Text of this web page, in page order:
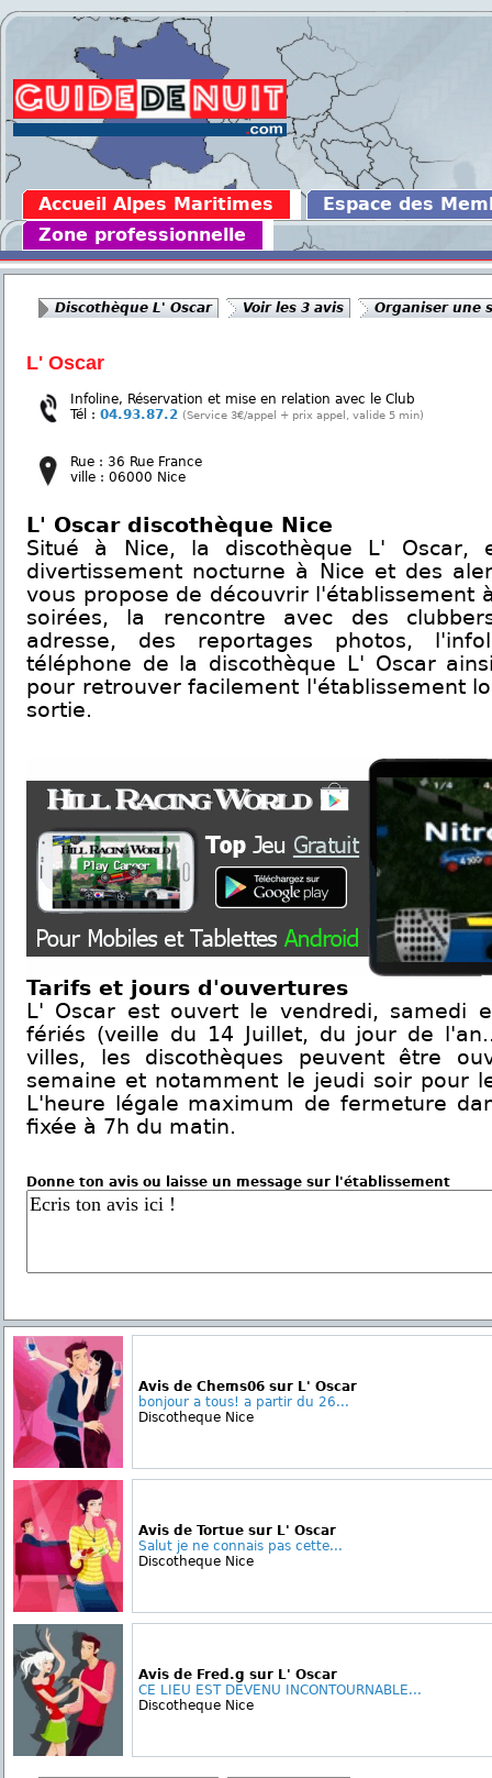
Accueil Alpes Maritimes
Espace des
Zone professionnelle
Discothèque L' Oscar Voir les 3 avis Organiser une
L' Oscar
Infoline, Réservation et mise en relation avec le Club
Tél : 04.93.87.2 (Service 3€/appel + prix appel, valide 5 min)
Rue : 36 Rue France
ville : 06000 Nice
L' Oscar discothèque Nice
Situé à Nice, la discothèque L'
divertissement nocturne à Nice et des
vous propose de découvrir l'établissement
soirées, la rencontre avec des
adresse, des reportages photos,
téléphone de la discothèque L' Oscar
pour retrouver facilement l'établissement
sortie.
Tarifs et jours d'ouvertures
L' Oscar est ouvert le vendredi, samedi
fériés (veille du 14 Juillet, du jour de
villes, les discothèques peuvent être
semaine et notamment le jeudi soir pour
L'heure légale maximum de fermeture
fixée à 7h du matin.
Donne ton avis ou laisse un message sur l'établissement
Avis de Chems06 sur L' Oscar
bonjour a tous! a partir du 26...
Discotheque Nice
Avis de Tortue sur L' Oscar
Salut je ne connais pas cette...
Discotheque Nice
Avis de Fred.g sur L' Oscar
CE LIEU EST DEVENU INCONTOURNABLE...
Discotheque Nice